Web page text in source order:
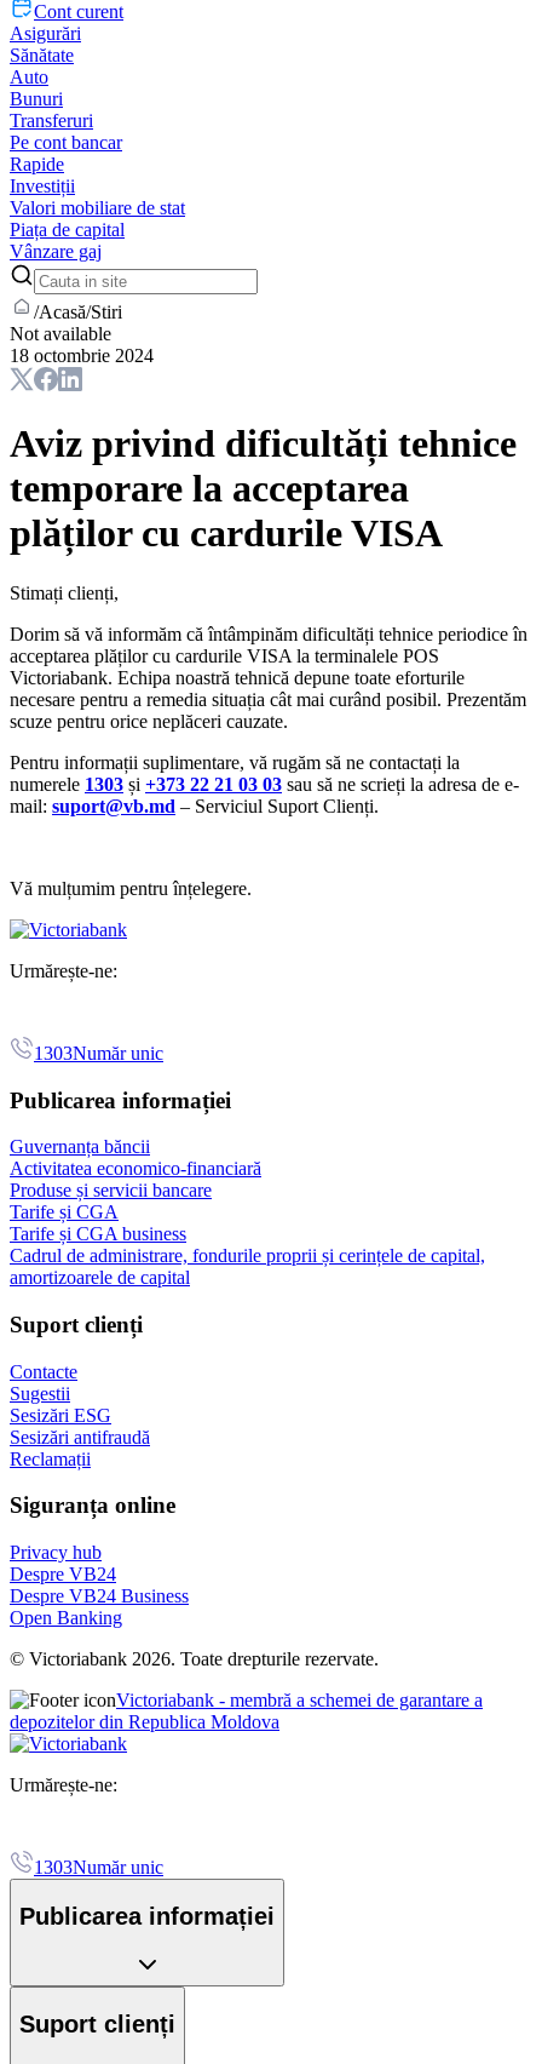
Cont curent
Asigurări
Sănătate
Auto
Bunuri
Transferuri
Pe cont bancar
Rapide
Investiții
Valori mobiliare de stat
Piața de capital
Vânzare gaj
/Acasă/Stiri
Not available
18 octombrie 2024
Aviz privind dificultăți tehnice
temporare la acceptarea
plăților cu cardurile VISA
Stimați clienți,
Dorim să vă informăm că întâmpinăm dificultăți tehnice periodice în
acceptarea plăților cu cardurile VISA la terminalele POS
Victoriabank. Echipa noastră tehnică depune toate eforturile
necesare pentru a remedia situația cât mai curând posibil. Prezentăm
scuze pentru orice neplăceri cauzate.
Pentru informații suplimentare, vă rugăm să ne contactați la
numerele 1303 și +373 22 21 03 03 sau să ne scrieți la adresa de e-
mail: suport@vb.md – Serviciul Suport Clienți.
Vă mulțumim pentru înțelegere.
Urmărește-ne:
1303Număr unic
Publicarea informației
Guvernanța băncii
Activitatea economico-financiară
Produse și servicii bancare
Tarife și CGA
Tarife și CGA business
Cadrul de administrare, fondurile proprii și cerințele de capital,
amortizoarele de capital
Suport clienți
Contacte
Sugestii
Sesizări ESG
Sesizări antifraudă
Reclamații
Siguranța online
Privacy hub
Despre VB24
Despre VB24 Business
Open Banking
© Victoriabank 2026. Toate drepturile rezervate.
Victoriabank - membră a schemei de garantare a
depozitelor din Republica Moldova
Urmărește-ne:
1303Număr unic
Publicarea informației
Suport clienți